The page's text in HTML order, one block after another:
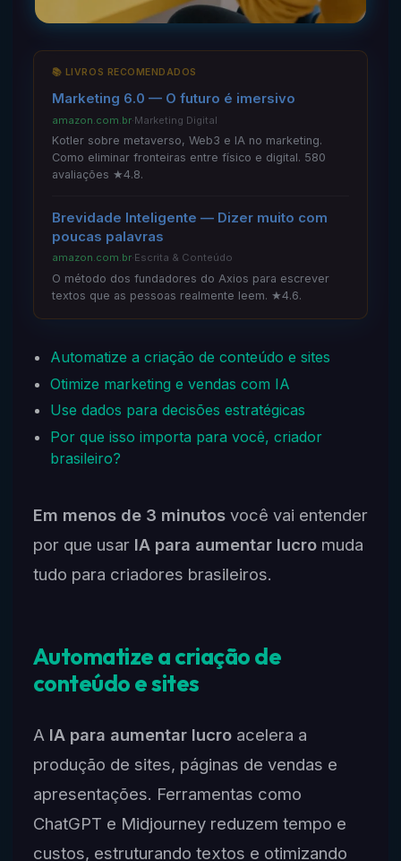
📚 LIVROS RECOMENDADOS
Marketing 6.0 — O futuro é imersivo
amazon.com.br·Marketing Digital
Kotler sobre metaverso, Web3 e IA no marketing.
Como eliminar fronteiras entre físico e digital. 580
avaliações ★4.8.
Brevidade Inteligente — Dizer muito com
poucas palavras
amazon.com.br·Escrita & Conteúdo
O método dos fundadores do Axios para escrever
textos que as pessoas realmente leem. ★4.6.
Automatize a criação de conteúdo e sites
Otimize marketing e vendas com IA
Use dados para decisões estratégicas
Por que isso importa para você, criador
brasileiro?
Em menos de 3 minutosvocê vai entender
por que usar IA para aumentar lucromuda
tudo para criadores brasileiros.
Automatize a criação de
conteúdo e sites
A IA para aumentar lucroacelera a
produção de sites, páginas de vendas e
apresentações. Ferramentas como
ChatGPT e Midjourney reduzem tempo e
custos, estruturando textos e otimizando